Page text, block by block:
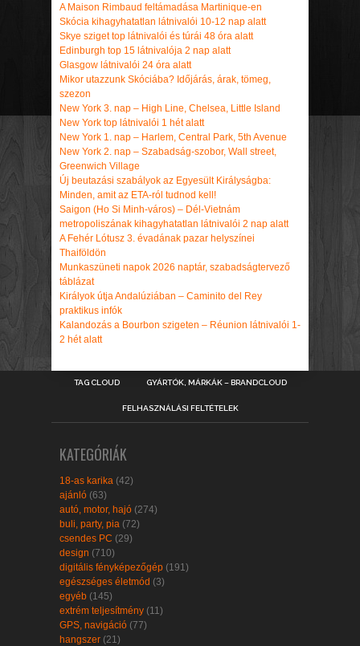
A Maison Rimbaud feltámadása Martinique-en
Skócia kihagyhatatlan látnivalói 10-12 nap alatt
Skye sziget top látnivalói és túrái 48 óra alatt
Edinburgh top 15 látnivalója 2 nap alatt
Glasgow látnivalói 24 óra alatt
Mikor utazzunk Skóciába? Időjárás, árak, tömeg,
szezon
New York 3. nap – High Line, Chelsea, Little Island
New York top látnivalói 1 hét alatt
New York 1. nap – Harlem, Central Park, 5th Avenue
New York 2. nap – Szabadság-szobor, Wall street,
Greenwich Village
Új beutazási szabályok az Egyesült Királyságba:
Minden, amit az ETA-ról tudnod kell!
Saigon (Ho Si Minh-város) – Dél-Vietnám
metropoliszának kihagyhatatlan látnivalói 2 nap alatt
A Fehér Lótusz 3. évadának pazar helyszínei
Thaiföldön
Munkaszüneti napok 2026 naptár, szabadságtervező
táblázat
Királyok útja Andalúziában – Caminito del Rey
praktikus infók
Kalandozás a Bourbon szigeten – Réunion látnivalói 1-
2 hét alatt
TAG CLOUD GYÁRTÓK, MÁRKÁK – BRANDCLOUD
FELHASZNÁLÁSI FELTÉTELEK
KATEGÓRIÁK
18-as karika (42)
ajánló (63)
autó, motor, hajó (274)
buli, party, pia (72)
csendes PC (29)
design (710)
digitális fényképezőgép (191)
egészséges életmód (3)
egyéb (145)
extrém teljesítmény (11)
GPS, navigáció (77)
hangszer (21)